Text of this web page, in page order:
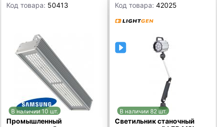
Код товара: 50413
В наличии 10 шт.
Промышленный
Код товара:42025
В наличии 82 шт.
Светильник станочный